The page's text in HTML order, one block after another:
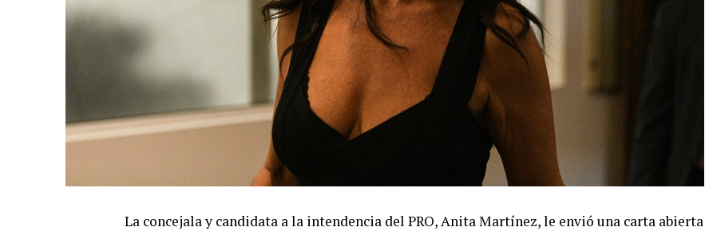
La concejala y candidata a la intendencia del PRO, Anita Martínez, le envió una carta abierta